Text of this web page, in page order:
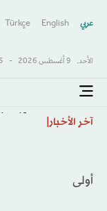
عربي English
Türkçe
الأحد, 9 أغسطس 2026 -
25
آخر الأخبار
أولى